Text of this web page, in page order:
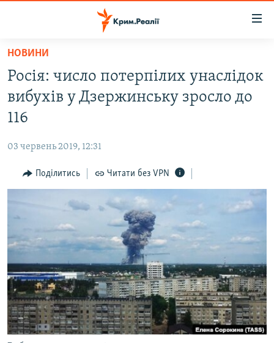
Перейти
основного
матеріалу
Перейти
до
основної
навігації
Перейти
до
ВОДА.КРИМ
ВІДЕО ТА ФОТО
БЛОГИ
ПОГЛЯД
ВСЕ ЗА ДЕНЬ
СПЕЦПРОЕКТИ
ДЕПОРТАЦІЯ
ВІДЕОУРОКИ «ELIFBE»
СВІДЧЕННЯ ОКУПАЦІЇ
УКРАЇНСЬКА ПРОБЛЕМА КРИМУ
ЯК ОБІЙТИ БЛОКУВАННЯ
Русский
Qırımtatar
НОВИНИ
Росія: число потерпілих унаслідок
вибухів у Дзержинську зросло до
116
03 червень 2019, 12:31
Поділитись Читати без VPN